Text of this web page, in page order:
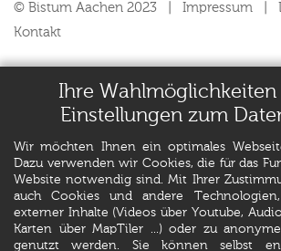
Ihre
Einstellungen zum
Wir möchten Ihnen ein optimales
Dazu verwenden wir Cookies, die für das
Website notwendig sind. Mit Ihrer
auch Cookies und andere
externer Inhalte (Videos über Youtube,
Karten über MapTiler ...) oder zu
genutzt werden. Sie können selbst
© Bistum Aachen 2023 Impressum
Kontakt